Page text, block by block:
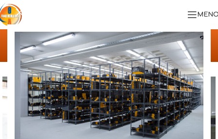
Αρχική σελίδα/ΠΡΟΪΟΝΤΑ/
ΣΥΣΤΗΜΑ SUPER MARKET